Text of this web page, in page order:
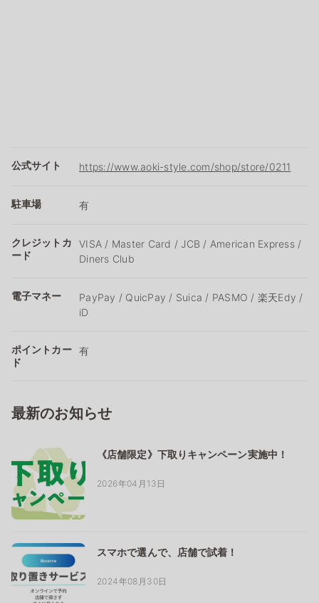
公式サイト https://www.aoki-style.com/shop/store/0211
駐車場 有
クレジットカ
ード
VISA / Master Card / JCB / American Express /
Diners Club
電子マネー
PayPay / QuicPay / Suica / PASMO / 楽天Edy /
iD
ポイントカー
ド
有
最新のお知らせ
《店舗限定》下取りキャンペーン実施中！
2026年04月13日
スマホで選んで、店舗で試着！
2024年08月30日